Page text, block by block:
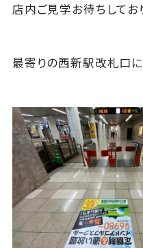
店内ご見学お待ちしてお
最寄りの西新駅改札口に